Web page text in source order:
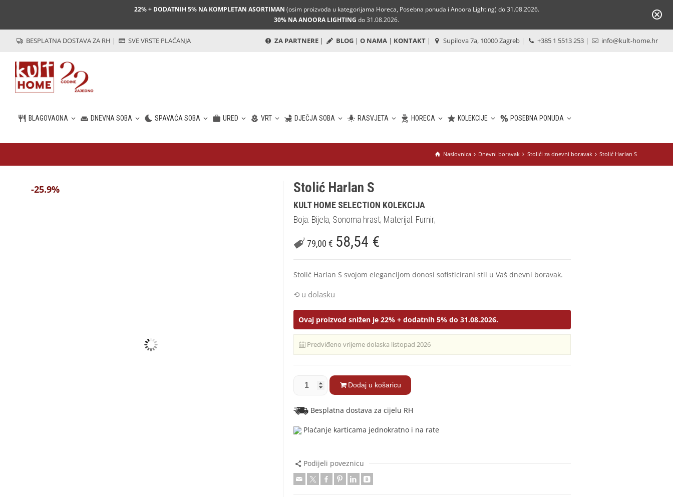
22% + DODATNIH 5% NA KOMPLETAN ASORTIMAN (osim proizvoda u kategorijama Horeca, Posebna ponuda i Anoora Lighting) do 31.08.2026.
30% NA ANOORA LIGHTING do 31.08.2026.
BESPLATNA DOSTAVA ZA RH | SVE VRSTE PLAĆANJA ZA PARTNERE | BLOG | O NAMA | KONTAKT | Supilova 7a, 10000 Zagreb | +385 1 5513 253 | info@kult-home.hr
BLAGOVAONA DNEVNA SOBA SPAVAĆA SOBA URED VRT DJEČJA SOBA RASVJETA HORECA KOLEKCIJE POSEBNA PONUDA
HR
Naslovnica Dnevni boravak Stolići za dnevni boravak Stolić Harlan S
-25.9% Stolić Harlan S
KULT HOME SELECTION KOLEKCIJA
Boja: Bijela, Sonoma hrast; Materijal: Furnir;
79,00€ 58,54 €
Stolić Harlan S svojom elegancijom donosi sofisticirani stil u Vaš dnevni boravak.
u dolasku
Ovaj proizvod snižen je 22% + dodatnih 5% do 31.08.2026.
Predviđeno vrijeme dolaska listopad 2026
Dodaj u košaricu
Besplatna dostava za cijelu RH
Plaćanje karticama jednokratno i na rate
Podijeli poveznicu